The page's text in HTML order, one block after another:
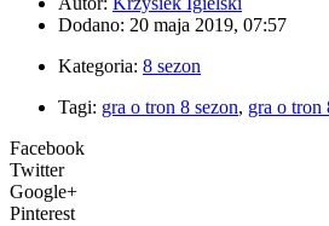
Dodano: 20 maja 2019, 07:57
Kategoria: 8 sezon
Tagi: gra o tron 8 sezon, gra o tron
Facebook
Twitter
Google+
Pinterest